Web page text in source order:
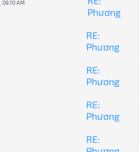
09:10 AM
Phương
RE:
Phương
RE:
Phương
RE:
Phương
RE: